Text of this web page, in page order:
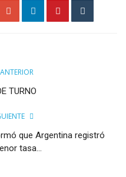
TURNO
que Argentina registró
tasa...